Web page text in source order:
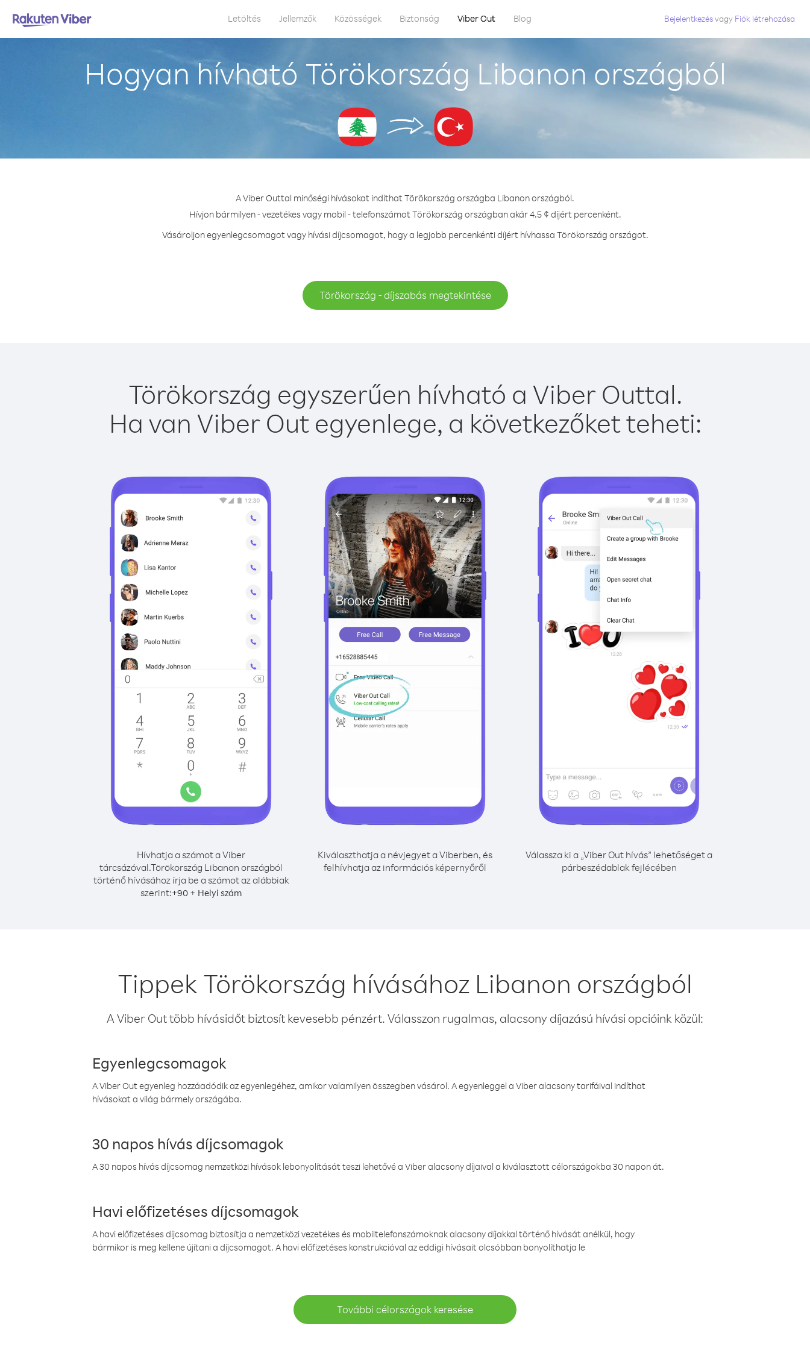
Letöltés Jellemzők Közösségek Biztonság Viber Out Blog Bejelentkezésvagy Fiók létrehozása
Hogyan hívható Törökország Libanon országból
A Viber Outtal minőségi hívásokat indíthat Törökország országba Libanon országból.
Hívjon bármilyen - vezetékes vagy mobil - telefonszámot Törökország országban akár 4.5 ¢ díjért percenként.
Vásároljon egyenlegcsomagot vagy hívási díjcsomagot, hogy a legjobb percenkénti díjért hívhassa Törökország országot.
Törökország - díjszabás megtekintése
Törökország egyszerűen hívható a Viber Outtal.
Ha van Viber Out egyenlege, a következőket teheti:
Hívhatja a számot a Viber
tárcsázóval.Törökország Libanon országból
történő hívásához írja be a számot az alábbiak
szerint:+90 + Helyi szám
Kiválaszthatja a névjegyet a Viberben, és
felhívhatja az információs képernyőről
Válassza ki a „Viber Out hívás” lehetőséget a
párbeszédablak fejlécében
Tippek Törökország hívásához Libanon országból
A Viber Out több hívásidőt biztosít kevesebb pénzért. Válasszon rugalmas, alacsony díjazású hívási opcióink közül:
Egyenlegcsomagok
A Viber Out egyenleg hozzáadódik az egyenlegéhez, amikor valamilyen összegben vásárol. A egyenleggel a Viber alacsony tarifáival indíthat
hívásokat a világ bármely országába.
30 napos hívás díjcsomagok
A 30 napos hívás díjcsomag nemzetközi hívások lebonyolítását teszi lehetővé a Viber alacsony díjaival a kiválasztott célországokba 30 napon át.
Havi előfizetéses díjcsomagok
A havi előfizetéses díjcsomag biztosítja a nemzetközi vezetékes és mobiltelefonszámoknak alacsony díjakkal történő hívását anélkül, hogy
bármikor is meg kellene újítani a díjcsomagot. A havi előfizetéses konstrukcióval az eddigi hívásait olcsóbban bonyolíthatja le
További célországok keresése